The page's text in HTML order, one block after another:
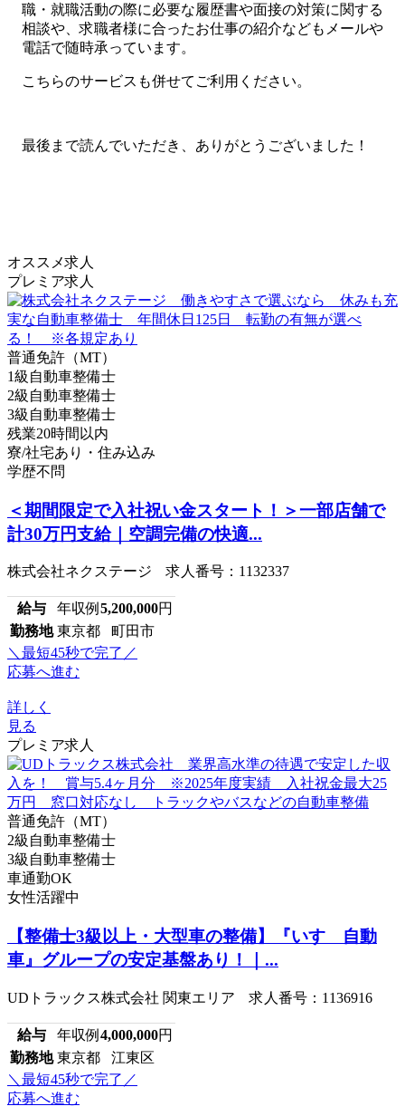
職・就職活動の際に必要な履歴書や面接の対策に関する
相談や、求職者様に合ったお仕事の紹介などもメールや
電話で随時承っています。
こちらのサービスも併せてご利用ください。
最後まで読んでいただき、ありがとうございました！
オススメ求人
プレミア求人
普通免許（MT）
1級自動車整備士
2級自動車整備士
3級自動車整備士
残業20時間以内
寮/社宅あり・住み込み
学歴不問
＜期間限定で入社祝い金スタート！＞一部店舗で
計30万円支給｜空調完備の快適...
株式会社ネクステージ 求人番号：1132337
給与 年収例 5,200,000円
勤務地 東京都 町田市
＼最短45秒で完了／
応募へ進む
詳しく
見る
プレミア求人
普通免許（MT）
2級自動車整備士
3級自動車整備士
車通勤OK
女性活躍中
【整備士3級以上・大型車の整備】『いすゞ自動
車』グループの安定基盤あり！｜...
UDトラックス株式会社 関東エリア 求人番号：1136916
給与 年収例 4,000,000円
勤務地 東京都 江東区
＼最短45秒で完了／
応募へ進む